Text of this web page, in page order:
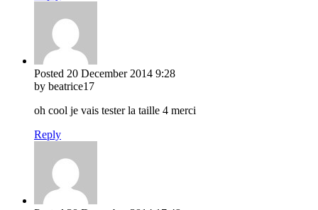
Posted 20 December 2014 9:28
by beatrice17
oh cool je vais tester la taille 4 merci
Reply